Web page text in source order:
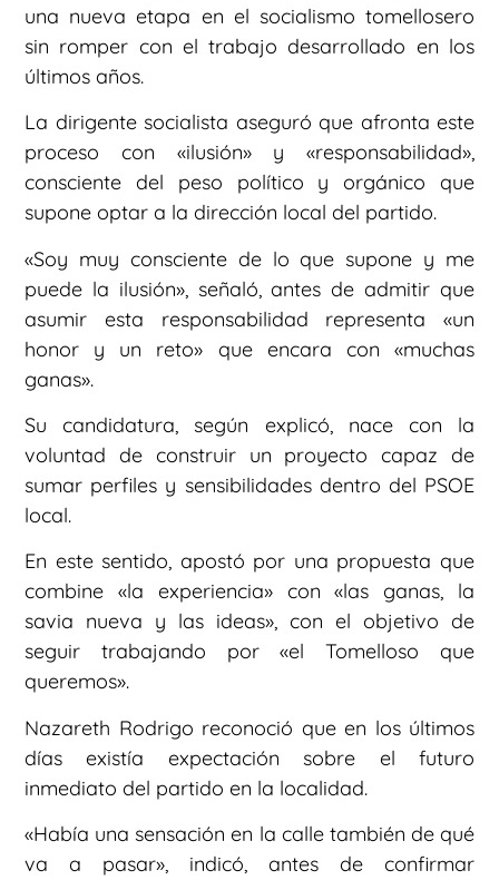
una nueva etapa en el socialismo tomellosero
sin romper con el trabajo desarrollado en los
últimos años.
La dirigente socialista aseguró que afronta este
proceso con «ilusión» y «responsabilidad»,
consciente del peso político y orgánico que
supone optar a la dirección local del partido.
«Soy muy consciente de lo que supone y me
puede la ilusión», señaló, antes de admitir que
asumir esta responsabilidad representa «un
honor y un reto» que encara con «muchas
ganas».
Su candidatura, según explicó, nace con la
voluntad de construir un proyecto capaz de
sumar perfiles y sensibilidades dentro del PSOE
local.
En este sentido, apostó por una propuesta que
combine «la experiencia» con «las ganas, la
savia nueva y las ideas», con el objetivo de
seguir trabajando por «el Tomelloso que
queremos».
Nazareth Rodrigo reconoció que en los últimos
días existía expectación sobre el futuro
inmediato del partido en la localidad.
«Había una sensación en la calle también de qué
va a pasar», indicó, antes de confirmar